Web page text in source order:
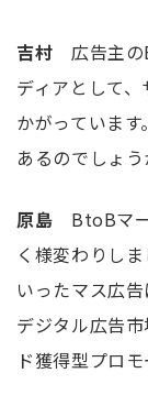
吉村 広告主の
ディアとして
かがっていま
あるのでしょう
原島 BtoBマ
く様変わりし
いったマス広
デジタル広告
ド獲得型プロ